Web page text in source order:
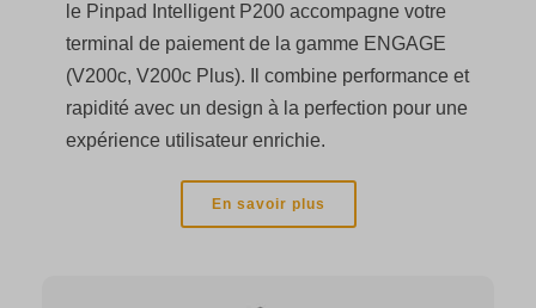
le Pinpad Intelligent P200 accompagne votre
terminal de paiement de la gamme ENGAGE
(V200c, V200c Plus). Il combine performance et
rapidité avec un design à la perfection pour une
expérience utilisateur enrichie.
En savoir plus